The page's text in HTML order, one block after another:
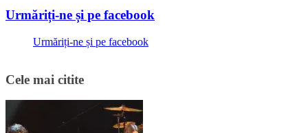
Urmăriți-ne și pe facebook
Urmăriți-ne și pe facebook
Cele mai citite